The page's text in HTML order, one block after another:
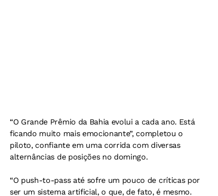
“O Grande Prêmio da Bahia evolui a cada ano. Está
ficando muito mais emocionante”, completou o
piloto, confiante em uma corrida com diversas
alternâncias de posições no domingo.
“O push-to-pass até sofre um pouco de críticas por
ser um sistema artificial, o que, de fato, é mesmo.